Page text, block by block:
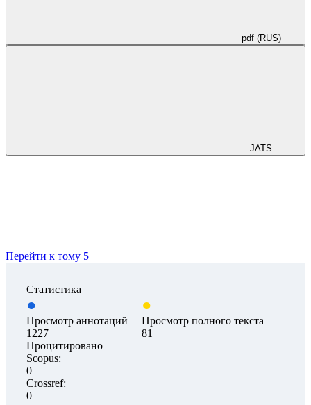
pdf (RUS)
JATS
Перейти к тому 5
Статистика
Просмотр аннотаций
1227
Просмотр полного текста
81
Процитировано
Scopus:
0
Crossref:
0